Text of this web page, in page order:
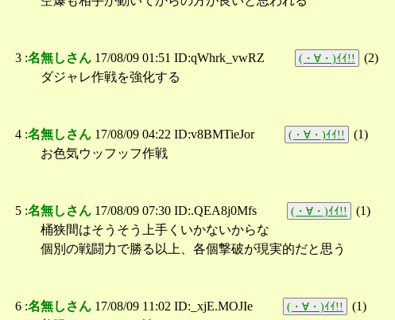
3 :名無しさん 17/08/09 01:51 ID:qWhrk_vwRZ (・∀・)ｲｲ!! (2)
ダジャレ作戦を強化する
4 :名無しさん 17/08/09 04:22 ID:v8BMTieJor (・∀・)ｲｲ!! (1)
お色気ウッフッフ作戦
5 :名無しさん 17/08/09 07:30 ID:.QEA8j0Mfs (・∀・)ｲｲ!! (1)
桶狭間はそうそう上手くいかないからな
個別の戦闘力で勝る以上、各個撃破が現実的だと思う
6 :名無しさん 17/08/09 11:02 ID:_xjE.MOJIe (・∀・)ｲｲ!! (1)